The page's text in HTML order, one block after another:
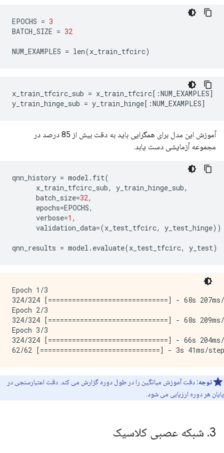
EPOCHS = 3
BATCH_SIZE = 32
NUM_EXAMPLES = len(x_train_tfcirc)
x_train_tfcirc_sub = x_train_tfcirc[:NUM_EXAMPLES]
y_train_hinge_sub = y_train_hinge[:NUM_EXAMPLES]
آموزش این مدل برای همگرایی باید به دقت بیش از 85 درصد در
مجموعه آزمایشی دست یابد.
qnn_history = model . fit(
x_train_tfcirc_sub, y_train_hinge_sub,
batch_size=32,
epochs=EPOCHS,
verbose=1 ,
validation_data=(x_test_tfcirc, y_test_hinge))
qnn_results = model . evaluate(x_test_tfcirc, y_test)
Epoch 1/3
324/324 [==============================] -
Epoch 2/3
324/324 [==============================] -
Epoch 3/3
324/324 [==============================] -
توجه: دقت آموزش میانگین را در طول دوره گزارش می کند. دقت اعتبارسنجی در
پایان هر دوره ارزیابی می شود.
3
. شبکه عصبی کلاسیک